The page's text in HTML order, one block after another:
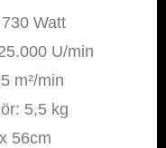
Watt
U/min
m²/min
5,5 kg
56cm